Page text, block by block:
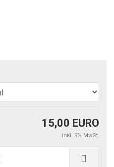
15,00 EURO
inkl. 9% MwSt.